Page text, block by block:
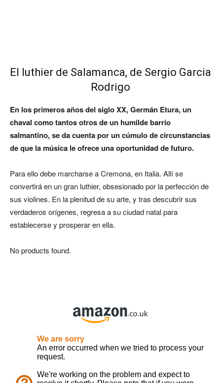
El luthier de Salamanca, de Sergio Garcia
Rodrigo
En los primeros años del siglo XX, Germán Etura, un
chaval como tantos otros de un humilde barrio
salmantino, se da cuenta por un cúmulo de circunstancias
de que la música le ofrece una oportunidad de futuro.
Para ello debe marcharse a Cremona, en Italia. Allí se
convertirá en un gran luthier, obsesionado por la perfección de
sus violines. En la plenitud de su arte, y tras descubrir sus
verdaderos orígenes, regresa a su ciudad natal para
establecerse y prosperar en ella.
No products found.